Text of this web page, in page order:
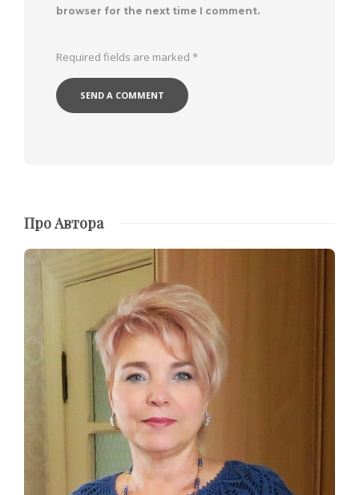
browser for the next time I comment.
Required fields are marked *
Про Автора